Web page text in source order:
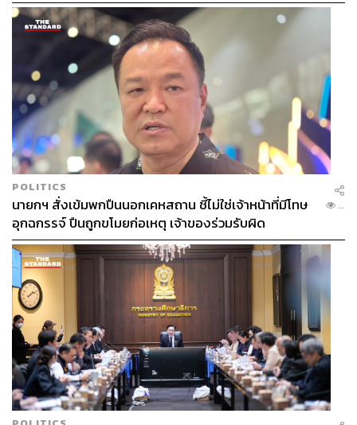
POLITICS
นายกฯ สั่งเข้มพกปืนนอกเคหสถาน ชี้ไม่ใช่เจ้าหน้าที่มีโทษ
อุกฉกรรจ์ ปืนถูกขโมยก่อเหตุ เจ้าของร่วมรับผิด
...